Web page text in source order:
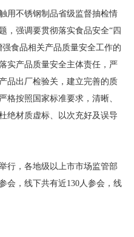
不锈钢制品省级监督抽检情
，强调要贯彻落实食品安全“四
食品相关产品质量安全工作的
实产品质量安全主体责任，严
品出厂检验关，建立完善的质
格按照国家标准要求，清晰、
绝材质虚标、以次充好及误导
，各地级以上市市场监管部
会，线下共有近130人参会，线